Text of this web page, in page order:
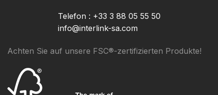
Telefon : +33 3 88 05 55 50
info@interlink-sa.com
Achten Sie auf unsere FSC®-zertifizierten Produkte!